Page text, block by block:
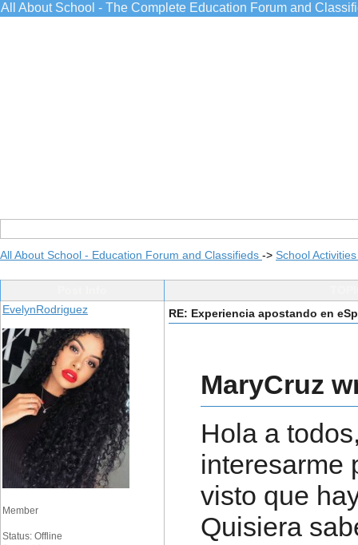
All About School - The Complete Education Forum and
All About School - Education Forum and Classifieds -> School
EvelynRodriguez
Member
Status: Offline
RE: Experiencia apostando en
MaryCruz
Hola a
interesarme
visto que
Quisiera